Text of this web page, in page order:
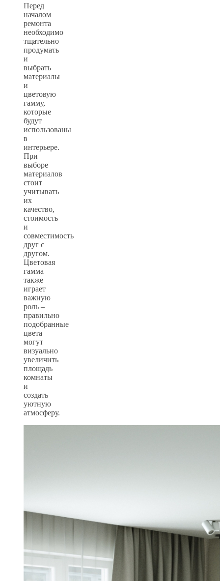
Перед
началом
ремонта
необходимо
тщательно
продумать
и
выбрать
материалы
и
цветовую
гамму,
которые
будут
использованы
в
интерьере.
При
выборе
материалов
стоит
учитывать
их
качество,
стоимость
и
совместимость
друг с
другом.
Цветовая
гамма
также
играет
важную
роль –
правильно
подобранные
цвета
могут
визуально
увеличить
площадь
комнаты
и
создать
уютную
атмосферу.